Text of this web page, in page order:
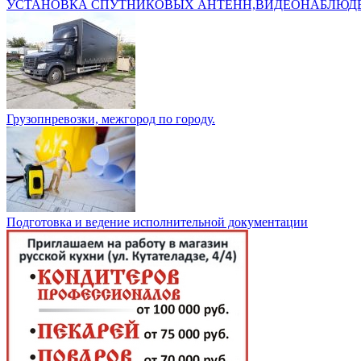
УСТАНОВКА СПУТНИКОВЫХ
Грузопнревозки, межгород по городу.
Подготовка и ведение исполнительной документации